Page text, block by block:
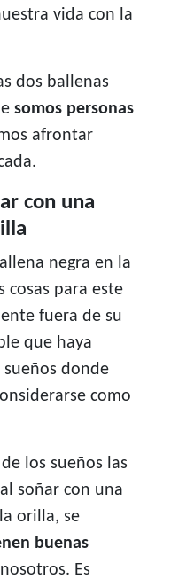
vida con la
dos ballenas
somos personas
afrontar
con una
negra en la
cosas para este
fuera de su
que haya
donde
como
los sueños las
soñar con una
orilla, se
buenas
Es